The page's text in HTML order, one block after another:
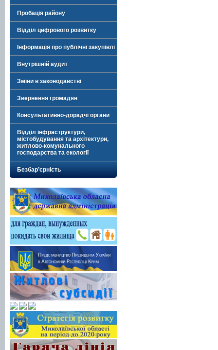
Пробація району
Відділ цифрового розвитку
Інформація про публічні закупівлі
Внутрішній аудит
Зміни в законодавстві
Звернення громадян
Консультативно-дорадчі органи
Відділ інфраструктури,
містобудування та архітектури,
житлово-комунального
господарства та екології
Безбар’єрність